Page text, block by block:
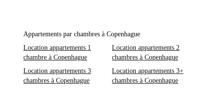
Appartements par chambres à Copenhague
Location appartements 1
chambre à Copenhague
Location appartements 2
chambres à Copenhague
Location appartements 3
chambres à Copenhague
Location appartements 3+
chambres à Copenhague